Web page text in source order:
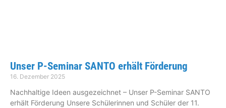
Unser P-Seminar SANTO erhält Förderung
16. Dezember 2025
Nachhaltige Ideen ausgezeichnet – Unser P-Seminar SANTO
erhält Förderung Unsere Schülerinnen und Schüler der 11.